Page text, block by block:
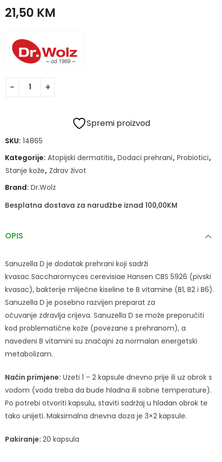
21,50 KM
Spremi proizvod
SKU: 14865
Kategorije: Atopijski dermatitis, Dodaci prehrani, Probiotici,
Stanje kože, Zdrav život
Brand: Dr.Wolz
Besplatna dostava za narudžbe iznad 100,00KM
OPIS
Sanuzella D je dodatak prehrani koji sadrži
kvasac Saccharomyces cerevisiae Hansen CBS 5926 (pivski
kvasac), bakterije mliječne kiseline te B vitamine (B1, B2 i B6).
Sanuzella D je posebno razvijen preparat za
očuvanje zdravlja crijeva. Sanuzella D se može preporučiti
kod problematične kože (povezane s prehranom), a
navedeni B vitamini su značajni za normalan energetski
metabolizam.
Način primjene: Uzeti 1 – 2 kapsule dnevno prije ili uz obrok s
vodom (voda treba da bude hladna ili sobne temperature).
Po potrebi otvoriti kapsulu, staviti sadržaj u hladan obrok te
tako unijeti. Maksimalna dnevna doza je 3×2 kapsule.
Pakiranje: 20 kapsula